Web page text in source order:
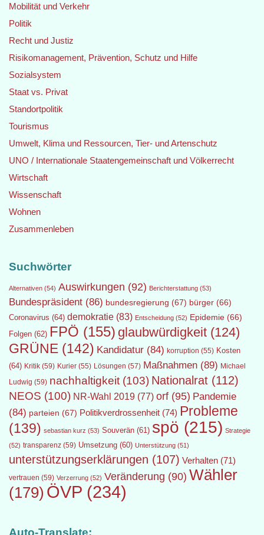
Mobilität und Verkehr
Politik
Recht und Justiz
Risikomanagement, Prävention, Schutz und Hilfe
Sozialsystem
Staat vs. Privat
Standortpolitik
Tourismus
Umwelt, Klima und Ressourcen, Tier- und Artenschutz
UNO / Internationale Staatengemeinschaft und Völkerrecht
Wirtschaft
Wissenschaft
Wohnen
Zusammenleben
Suchwörter
Alternativen (54) Auswirkungen (92) Berichterstattung (53)
Bundespräsident (86) bundesregierung (67) bürger (66)
Coronavirus (64) demokratie (83) Entscheidung (52) Epidemie (66)
Folgen (62) FPÖ (155) glaubwürdigkeit (124)
GRÜNE (142) Kandidatur (84) korruption (55) Kosten
(64) Kritik (59) Kurier (55) Lösungen (57) Maßnahmen (89) Michael
Ludwig (59) nachhaltigkeit (103) Nationalrat (112)
NEOS (100) NR-Wahl 2019 (77) orf (95) Pandemie
(84) parteien (67) Politikverdrossenheit (74) Probleme
(139) sebastian kurz (53) Souverän (61) spö (215) Strategie
(52) transparenz (59) Umsetzung (60) Unterstützung (51)
unterstützungserklärungen (107) Verhalten (71)
vertrauen (59) Verzerrung (52) Veränderung (90) Wähler
(179) ÖVP (234)
Auto-Translate: